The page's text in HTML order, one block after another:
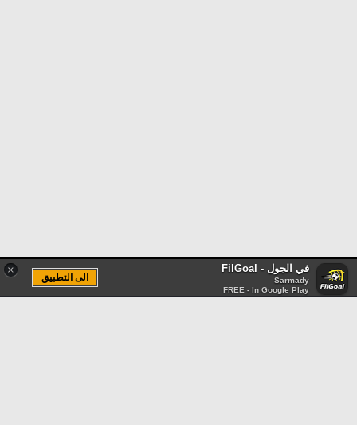
× في الجول - FilGoal
Sarmady
FREE - In Google Play
الى التطبيق